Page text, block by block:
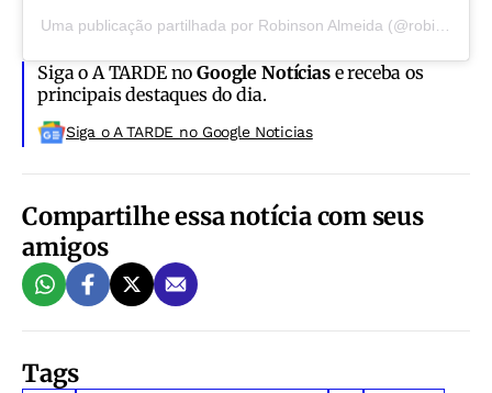
Uma publicação partilhada por Robinson Almeida (@robinson_almeida)
Siga o A TARDE noGoogle Notíciase receba os
principais destaques do dia.
Siga o A TARDE no Google Noticias
Compartilhe essa notícia com seus
amigos
Tags